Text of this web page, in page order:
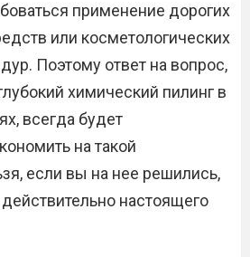
применение дорогих
или косметологических
Поэтому ответ на вопрос,
химический пилинг в
всегда будет
на такой
если вы на нее решились,
настоящего